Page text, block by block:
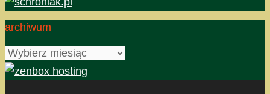
archiwum
archiwum